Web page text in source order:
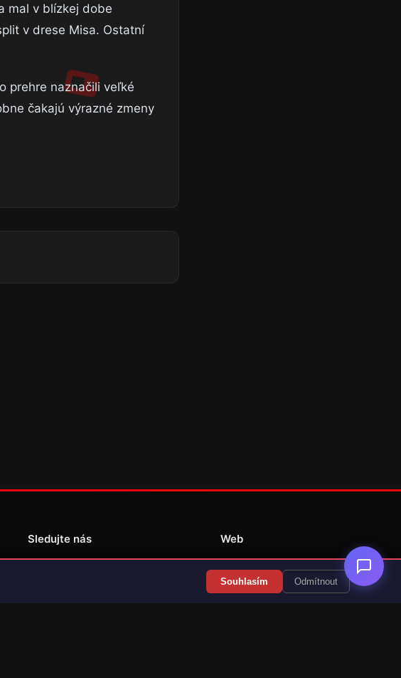
mal v blízkej dobe
v drese Misa. Ostatní
prehre naznačili veľké
čakajú výrazné zmeny
Sledujte nás Web
Překlady her
Souhlasím Odmítnout